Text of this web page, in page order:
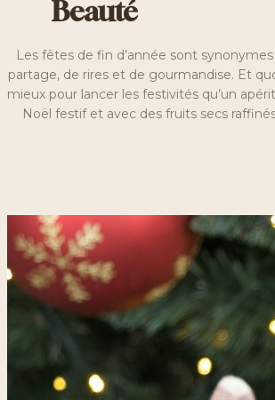
Beauté
Les fêtes de fin d’année sont
partage, de rires et de gourmandise. Et
mieux pour lancer les festivités qu’un
Noël festif et avec des fruits secs